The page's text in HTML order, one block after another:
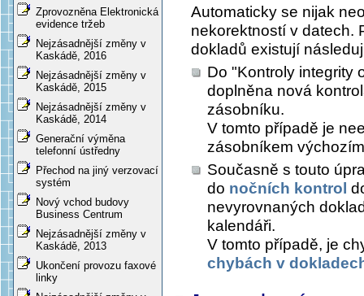
Zprovozněna Elektronická
evidence tržeb
Nejzásadnější změny v
Kaskádě, 2016
Nejzásadnější změny v
Kaskádě, 2015
Nejzásadnější změny v
Kaskádě, 2014
Generační výměna
telefonní ústředny
Přechod na jiný verzovací
systém
Nový vchod budovy
Business Centrum
Nejzásadnější změny v
Kaskádě, 2013
Ukončení provozu faxové
linky
Automaticky se nijak
nekorektností v datech.
dokladů existují
Do "Kontroly integrity
doplněna nová
zásobníku.
V tomto případě je
zásobníkem
Současně s touto
do nočních kontrol
nevyrovnaných
kalendáři.
V tomto případě, je
chybách v